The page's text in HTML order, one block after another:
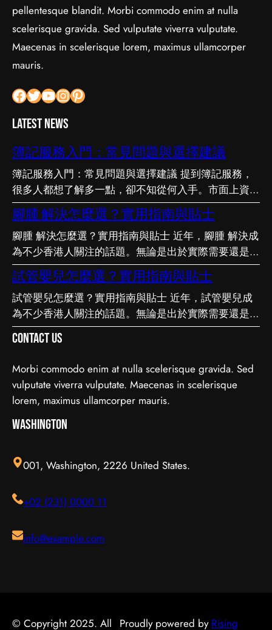
pellentesque blandit. Morbi commodo enim at nulla
scelerisque gravida. Sed vulputate viverra vulputate.
Maecenas in scelerisque lorem, maximus ullamcorper
mauris.
Facebook Twitter YouTube InstagramPinterest
Latest News
簿記服務入門：常見問題與選擇建議
簿記服務入門：常見問題與選擇建議 提到簿記服務，
很多人都想了解多一點，卻不知從何入手。市面上資訊
繁多，真假難辨。以下整理了幾個值得留意的重點，希
望能幫助你更清晰地掌握簿記服務的相關知識。 事前
要留意甚麼 在做決定之前，有幾點值得特別留意。首
先，每個人的情況不盡相同，適合別人的未必適合自
己；其次，資訊來源是否可靠同樣關鍵。如有任何疑
問，諮詢相關範疇的專業人士，往往能得到更貼合個人
需要的建議。 聰明選擇的方法 幾個簡單的方法，能幫
你少走冤枉路：先設定清晰的目標與預算、收集足夠的
資料再比較，以及保留彈性以應對變化。把這些習慣養
成，做選擇時自然更得心應手。 因應需要選擇 不同的
情境，對簿記服務的要求也不一樣。先想清楚自己最常
遇到的情況與優先考量，再作選擇，就能避免買了用不
上、或選了不合適的尷尬，讓每一分付出都用得其所。
如何選擇 在考慮簿記服務時，建議從自己的實際需要
出發，比較不同選擇的特點與條件，而非單看價錢或表
需要的方案。想進一步了解相關資訊，可以參考簿記服
務，當中有更詳細的介紹。 簿記服務是甚麼 要真正掌
往往源於資訊不足或一知半解，因此花點時間了解它的
記服務的好處顯而易見：當你清楚自己面對的選擇與條
用參考，讓你在選擇時更有信心。
腳腫 解決怎麼選？實用指南與貼士
腳腫 解決怎麼選？實用指南與貼士 近年，腳腫 解決成
為不少香港人關注的話題。無論是出於實際需要還是興
趣，先對它有基本認識，都有助我們作出更明智的決
定。這篇文章會從不同角度，和大家分享關於腳腫 解
決的實用資訊。 它的重要性 認真了解腳腫 解決的好處
顯而易見：當你清楚自己面對的選擇與條件，便更容易
避開常見的陷阱，把時間與資源花在真正合適的地方，
這也是做足功課的價值所在。 事前要留意甚麼 在做決
定之前，有幾點值得特別留意。首先，每個人的情況不
盡相同，適合別人的未必適合自己；其次，資訊來源是
否可靠同樣關鍵。如有任何疑問，諮詢相關範疇的專業
人士，往往能得到更貼合個人需要的建議。 聰明選擇
的方法 幾個簡單的方法，能幫你少走冤枉路：先設定
彈性以應對變化。把這些習慣養成，做選擇時自然更得
心應手。 因應需要選擇 不同的情境，對腳腫 解決的要
量，再作選擇，就能避免買了用不上、或選了不合適的
腫 解決時，建議從自己的實際需要出發，比較不同選
試管嬰兒怎麼選？實用指南與貼士
試管嬰兒怎麼選？實用指南與貼士 近年，試管嬰兒成
為不少香港人關注的話題。無論是出於實際需要還是興
趣，先對它有基本認識，都有助我們作出更明智的決
定。這篇文章會從不同角度，和大家分享關於試管嬰兒
的實用資訊。 它的重要性 認真了解試管嬰兒的好處顯
而易見：當你清楚自己面對的選擇與條件，便更容易避
開常見的陷阱，把時間與資源花在真正合適的地方，這
也是做足功課的價值所在。 事前要留意甚麼 在做決定
之前，有幾點值得特別留意。首先，每個人的情況不盡
可靠同樣關鍵。如有任何疑問，諮詢相關範疇的專業人
士，往往能得到更貼合個人需要的建議。 聰明選擇的
晰的目標與預算、收集足夠的資料再比較，以及保留彈
應手。 因應需要選擇 不同的情境，對試管嬰兒的要求
Contact Us
Morbi commodo enim at nulla scelerisque gravida. Sed
vulputate viverra vulputate. Maecenas in scelerisque
lorem, maximus ullamcorper mauris.
Washington
001, Washington, 2226 United States.
+02 (231) 0000 11
info@example.com
© Copyright 2025. All Proudly powered by Rising